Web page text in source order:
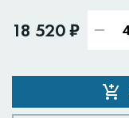
18 520 ₽